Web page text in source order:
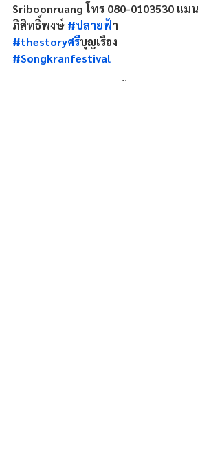
Sriboonruang โทร 080-0103530 แมน
ภิสิทธิ์พงษ์ #ปลายฟ้า
#thestoryศรีบุญเรือง
#Songkranfestival